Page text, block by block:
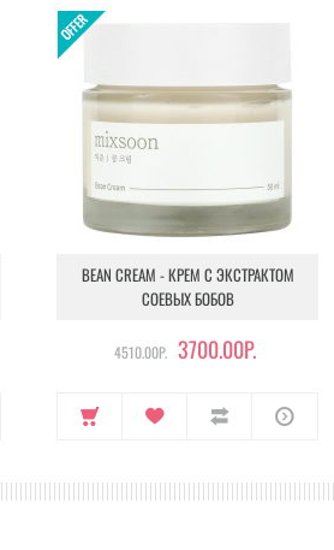
BEAN CREAM - КРЕМ С ЭКСТРАКТОМ
СОЕВЫХ БОБОВ
4510.00Р. 3700.00Р.